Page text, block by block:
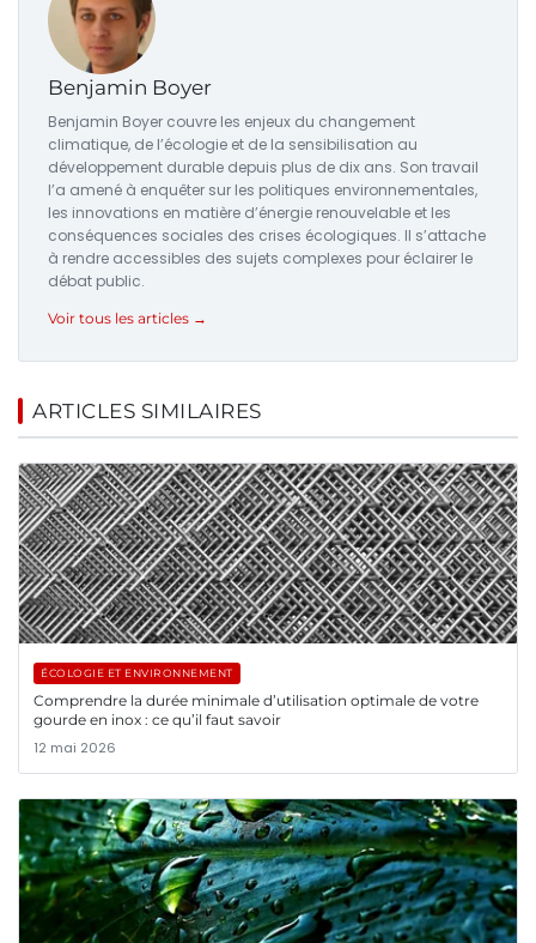
Benjamin Boyer
Benjamin Boyer couvre les enjeux du changement
climatique, de l’écologie et de la sensibilisation au
développement durable depuis plus de dix ans. Son travail
l’a amené à enquêter sur les politiques environnementales,
les innovations en matière d’énergie renouvelable et les
conséquences sociales des crises écologiques. Il s’attache
à rendre accessibles des sujets complexes pour éclairer le
débat public.
Voir tous les articles →
ARTICLES SIMILAIRES
ÉCOLOGIE ET ENVIRONNEMENT
Comprendre la durée minimale d’utilisation optimale de votre
gourde en inox : ce qu’il faut savoir
12 mai 2026